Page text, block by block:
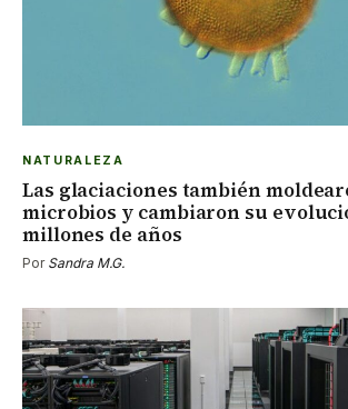
NATURALEZA
Las glaciaciones también
microbios y cambiaron su
millones de años
Por Sandra M.G.